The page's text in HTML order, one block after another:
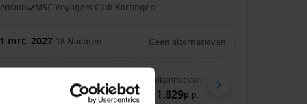
MSC Voyagers Club Kortingen
mrt. 2027 18 Nachten Geen alternatieven
Buitenhut van
€ 1.609p.p.
Balkonhutvan
€ 1.829p.p.